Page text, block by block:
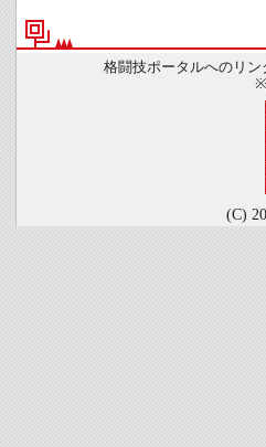
格闘技ポータルへのリ
※
(C)